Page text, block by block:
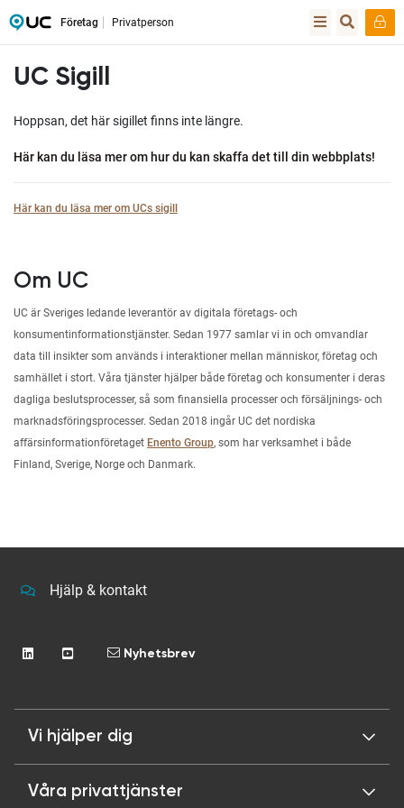
Företag Privatperson
UC Sigill
Hoppsan, det här sigillet finns inte längre.
Här kan du läsa mer om hur du kan skaffa det till din webbplats!
Här kan du läsa mer om UCs sigill
Om UC
UC är Sveriges ledande leverantör av digitala företags- och
konsumentinformationstjänster. Sedan 1977 samlar vi in och omvandlar
data till insikter som används i interaktioner mellan människor, företag och
samhället i stort. Våra tjänster hjälper både företag och konsumenter i deras
dagliga beslutsprocesser, så som finansiella processer och försäljnings- och
marknadsföringsprocesser. Sedan 2018 ingår UC det nordiska
affärsinformationföretaget Enento Group, som har verksamhet i både
Finland, Sverige, Norge och Danmark.
Hjälp & kontakt
Nyhetsbrev
Vi hjälper dig
Våra privattjänster